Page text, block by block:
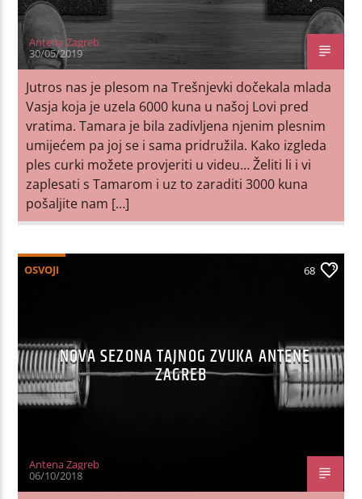
Antena Zagreb
30/05/2019
Jutros nas je plesom na Trešnjevki dočekala mlada
Vasja koja je uzela 6000 kuna u našoj Lovi pred
vratima. Tamara je bila zadivljena njenim plesnim
umijećem pa joj se i sama pridružila. Kako izgleda
ples curki možete provjeriti u videu… Želiti li i vi
zaplesati s Tamarom i uz to zaraditi 3000 kuna
pošaljite nam […]
OSVOJI 68
NOVA SEZONA TAJNOG ZVUKA ANTENE
ZAGREB
Antena Zagreb
06/10/2018